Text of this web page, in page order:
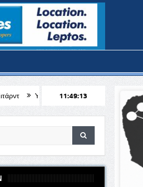
κράτηση ο 51χρονος μοναχός για την
11:49:15